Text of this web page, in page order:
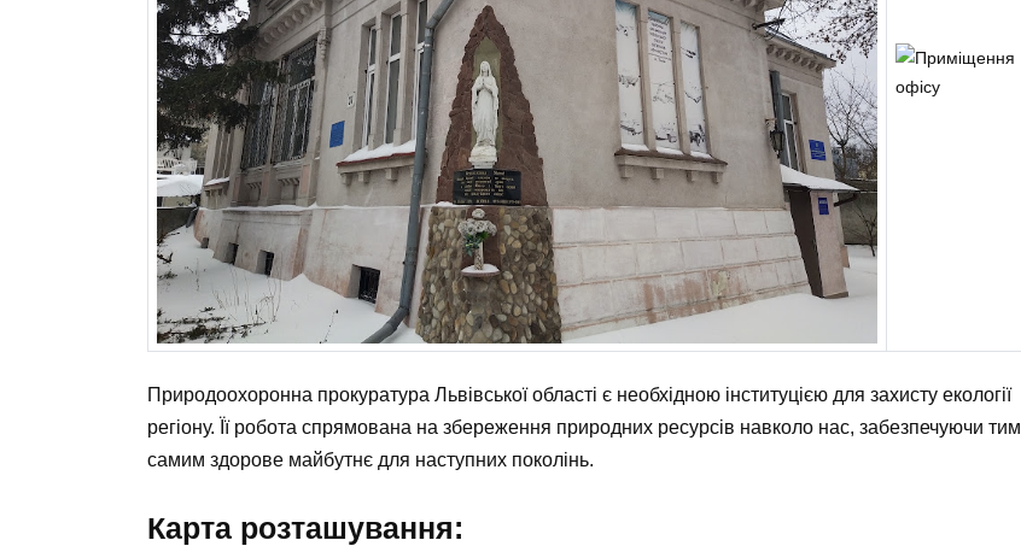
Природоохоронна прокуратура Львівської області є необхідною інституцією для захисту екології
регіону. Її робота спрямована на збереження природних ресурсів навколо нас, забезпечуючи тим
самим здорове майбутнє для наступних поколінь.
Карта розташування: